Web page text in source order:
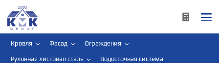
Кровля Фасад Ограждения
Рулонная листовая сталь Водосточная система